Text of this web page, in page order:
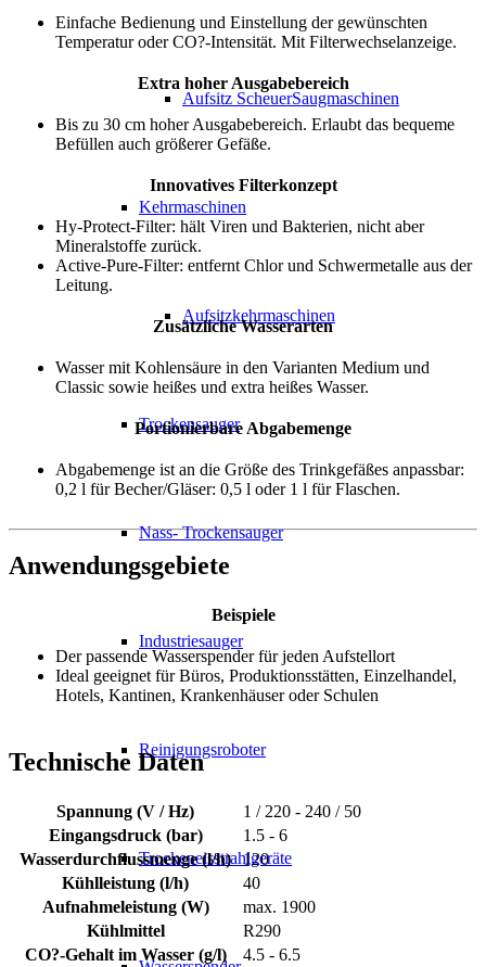
Aufsitz ScheuerSaugmaschinen
Kehrmaschinen
Aufsitzkehrmaschinen
Trockensauger
Nass- Trockensauger
Industriesauger
Reinigungsroboter
Trockeneisstrahlgeräte
Einfache Bedienung und Einstellung der gewünschten
Temperatur oder CO?-Intensität. Mit Filterwechselanzeige.
Extra hoher Ausgabebereich
Bis zu 30 cm hoher Ausgabebereich. Erlaubt das bequeme
Befüllen auch größerer Gefäße.
Innovatives Filterkonzept
Hy-Protect-Filter: hält Viren und Bakterien, nicht aber
Mineralstoffe zurück.
Active-Pure-Filter: entfernt Chlor und Schwermetalle aus der
Leitung.
Zusätzliche Wasserarten
Wasser mit Kohlensäure in den Varianten Medium und
Classic sowie heißes und extra heißes Wasser.
Portionierbare Abgabemenge
Abgabemenge ist an die Größe des Trinkgefäßes anpassbar:
0,2 l für Becher/Gläser: 0,5 l oder 1 l für Flaschen.
Anwendungsgebiete
Beispiele
Der passende Wasserspender für jeden Aufstellort
Ideal geeignet für Büros, Produktionsstätten, Einzelhandel,
Hotels, Kantinen, Krankenhäuser oder Schulen
Technische Daten
Spannung (V / Hz)
1 / 220 - 240 / 50
Eingangsdruck (bar)
1.5 - 6
Wasserdurchflussmenge (l/h)
120
Kühlleistung (l/h)
40
Aufnahmeleistung (W)
max. 1900
Kühlmittel
R290
CO?-Gehalt im Wasser (g/l)
4.5 - 6.5